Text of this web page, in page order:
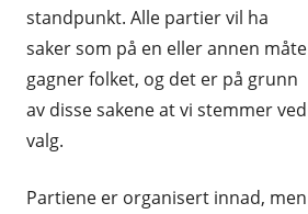
standpunkt. Alle partier vil ha
saker som på en eller annen måte
gagner folket, og det er på grunn
av disse sakene at vi stemmer ved
valg.
Partiene er organisert innad, men